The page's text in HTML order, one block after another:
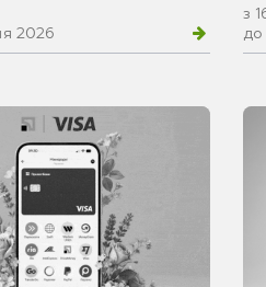
2026
з
до